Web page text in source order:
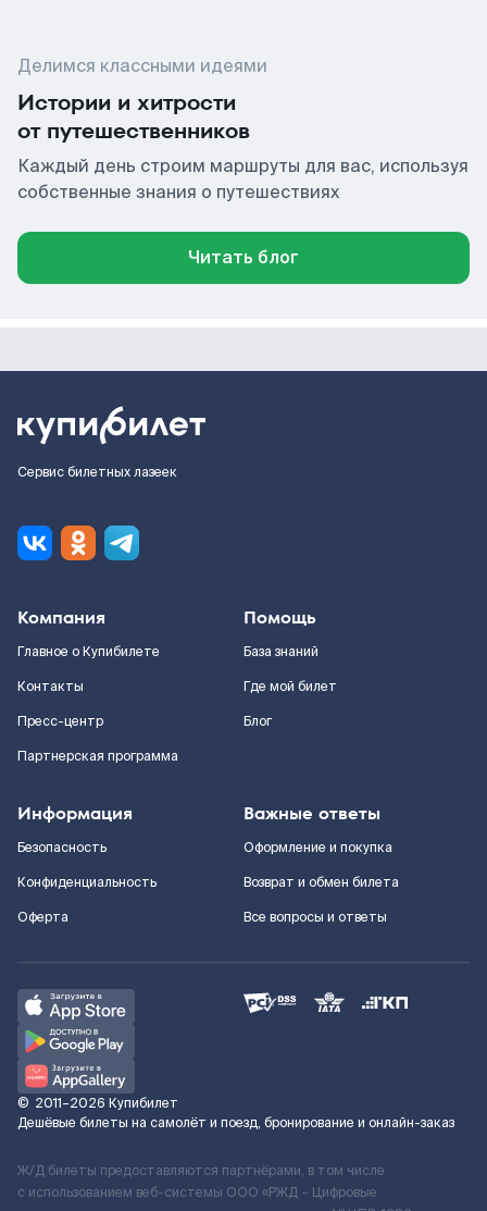
Делимся классными идеями
Истории и хитрости
от путешественников
Каждый день строим маршруты для вас, используя
собственные знания о путешествиях
Читать блог
Сервис билетных лазеек
Компания
Главное о Купибилете
Контакты
Пресс-центр
Партнерская программа
Помощь
База знаний
Где мой билет
Блог
Информация
Безопасность
Конфиденциальность
Оферта
Важные ответы
Оформление и покупка
Возврат и обмен билета
Все вопросы и ответы
© 2011–2026 Купибилет
Дешёвые билеты на самолёт и поезд, бронирование и онлайн-заказ
Ж/Д билеты предоставляются партнёрами, в том числе
с использованием веб-системы ООО «РЖД – Цифровые